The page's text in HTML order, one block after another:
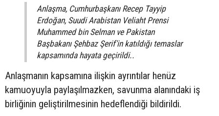
Anlaşma, Cumhurbaşkanı Recep Tayyip
Erdoğan, Suudi Arabistan Veliaht Prensi
Muhammed bin Selman ve Pakistan
Başbakanı Şehbaz Şerif'in katıldığı temaslar
kapsamında hayata geçirildi..
Anlaşmanın kapsamına ilişkin ayrıntılar henüz
kamuoyuyla paylaşılmazken, savunma alanındaki iş
birliğinin geliştirilmesinin hedeflendiği bildirildi.